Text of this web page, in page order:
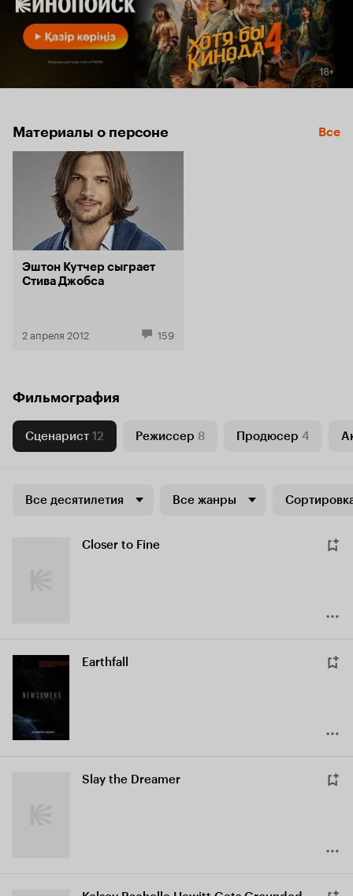
Материалы о персоне Все
Эштон Кутчер сыграет
Стива Джобса
2 апреля 2012 159
Фильмография
Сценарист 12 Режиссер 8 Продюсер 4
Все десятилетия Все жанры
Closer to Fine
Earthfall
Slay the Dreamer